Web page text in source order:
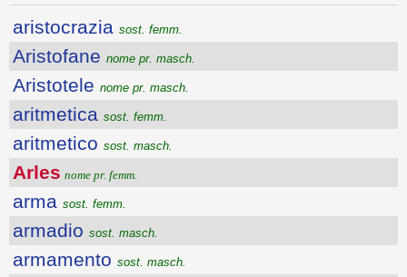
aristocrazia sost. femm.
Aristofane nome pr. masch.
Aristotele nome pr. masch.
aritmetica sost. femm.
aritmetico sost. masch.
Arles nome pr. femm.
arma sost. femm.
armadio sost. masch.
armamento sost. masch.